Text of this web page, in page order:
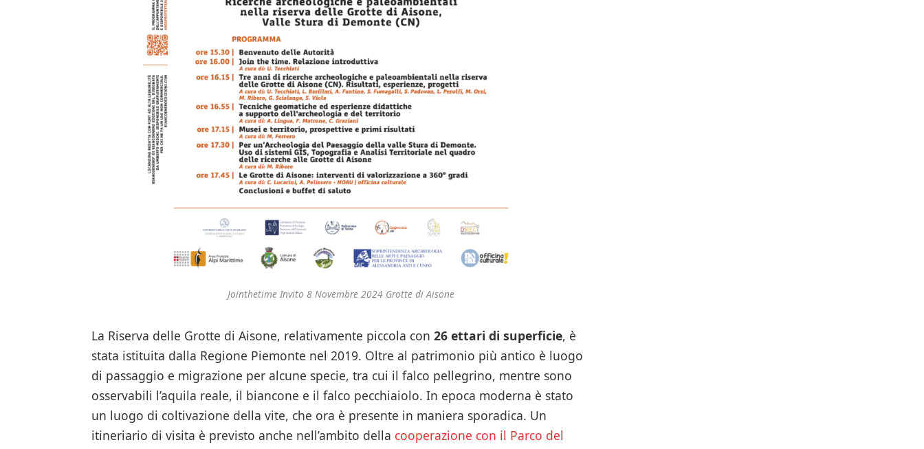
Jointhetime Invito 8 Novembre 2024 Grotte di Aisone
La Riserva delle Grotte di Aisone, relativamente piccola con 26 ettari di superficie, è
stata istituita dalla Regione Piemonte nel 2019. Oltre al patrimonio più antico è luogo
di passaggio e migrazione per alcune specie, tra cui il falco pellegrino, mentre sono
osservabili l’aquila reale, il biancone e il falco pecchiaiolo. In epoca moderna è stato
un luogo di coltivazione della vite, che ora è presente in maniera sporadica. Un
itineriario di visita è previsto anche nell’ambito della cooperazione con il Parco del